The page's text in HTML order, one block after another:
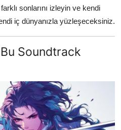
sonlarını izleyin ve kendi
iç dünyanızla yüzleşeceksiniz.
Soundtrack